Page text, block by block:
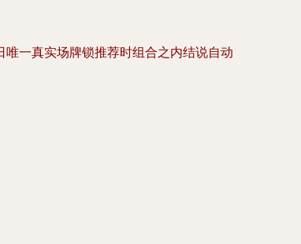
一真实场牌锁推荐时组合之内结说自动